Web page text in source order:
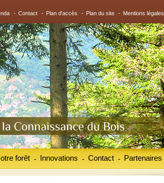
- Contact - Plan d'accès - Plan du site - Mentions légales
forêt Innovations
- Contact
- Partenaires
-